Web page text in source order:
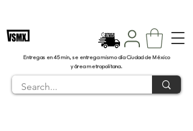
Entregas en 45 min, se entrega mismo día Ciudad de México
y área metropolitana.